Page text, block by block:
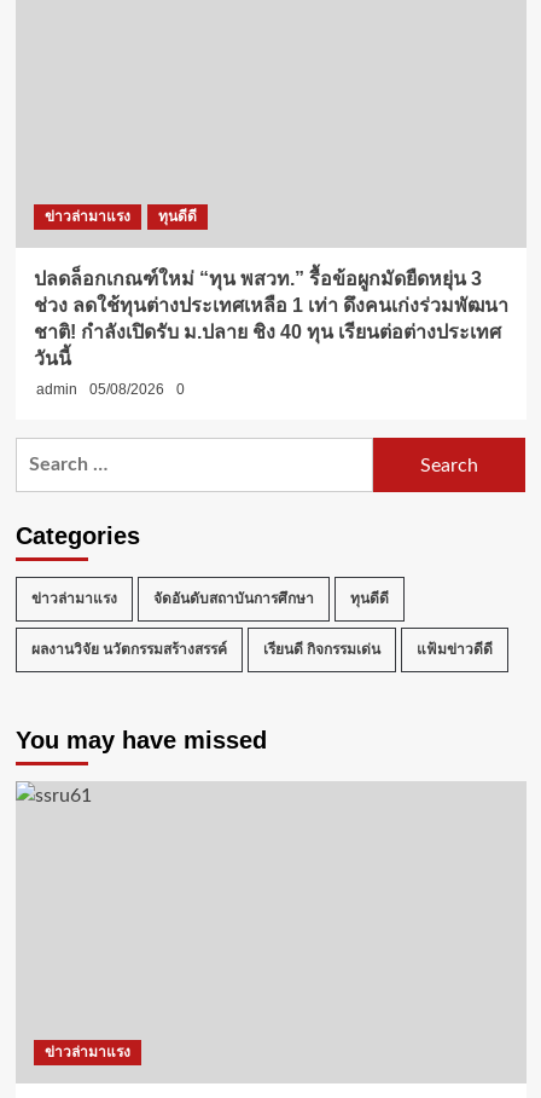
ข่าวล่ามาแรง ทุนดีดี
ปลดล็อกเกณฑ์ใหม่ “ทุน พสวท.” รื้อข้อผูกมัดยืดหยุ่น 3
ช่วง ลดใช้ทุนต่างประเทศเหลือ 1 เท่า ดึงคนเก่งร่วมพัฒนา
ชาติ! กำลังเปิดรับ ม.ปลาย ชิง 40 ทุน เรียนต่อต่างประเทศ
วันนี้
admin 05/08/2026 0
Categories
ข่าวล่ามาแรง จัดอันดับสถาบันการศึกษา ทุนดีดี
ผลงานวิจัย นวัตกรรมสร้างสรรค์ เรียนดี กิจกรรมเด่น แฟ้มข่าวดีดี
You may have missed
ข่าวล่ามาแรง